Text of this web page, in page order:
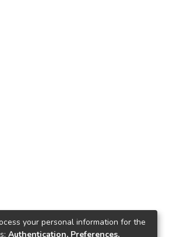
your personal information for the
Authentication, Preferences,